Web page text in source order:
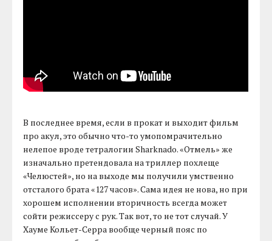
В последнее время, если в прокат и выходит фильм
про акул, это обычно что-то умопомрачительно
нелепое вроде тетралогии Sharknado. «Отмель» же
изначально претендовала на триллер похлеще
«Челюстей», но на выходе мы получили умственно
отсталого брата «127 часов». Сама идея не нова, но при
хорошем исполнении вторичность всегда может
сойти режиссеру с рук. Так вот, то не тот случай. У
Хауме Кольет-Серра вообще черный пояс по